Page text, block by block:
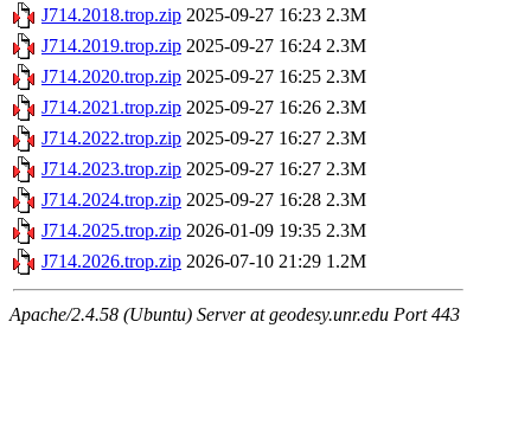
J714.2018.trop.zip 2025-09-27 16:23 2.3M
J714.2019.trop.zip 2025-09-27 16:24 2.3M
J714.2020.trop.zip 2025-09-27 16:25 2.3M
J714.2021.trop.zip 2025-09-27 16:26 2.3M
J714.2022.trop.zip 2025-09-27 16:27 2.3M
J714.2023.trop.zip 2025-09-27 16:27 2.3M
J714.2024.trop.zip 2025-09-27 16:28 2.3M
J714.2025.trop.zip 2026-01-09 19:35 2.3M
J714.2026.trop.zip 2026-07-10 21:29 1.2M
Apache/2.4.58 (Ubuntu) Server at geodesy.unr.edu Port 443